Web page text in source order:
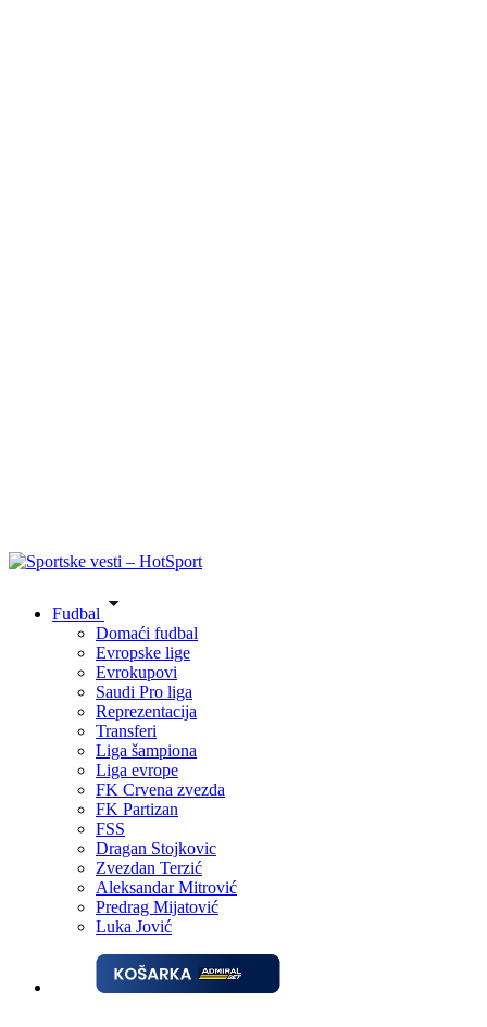
Fudbal
Domaći fudbal
Evropske lige
Evrokupovi
Saudi Pro liga
Reprezentacija
Transferi
Liga šampiona
Liga evrope
FK Crvena zvezda
FK Partizan
FSS
Dragan Stojkovic
Zvezdan Terzić
Aleksandar Mitrović
Predrag Mijatović
Luka Jović